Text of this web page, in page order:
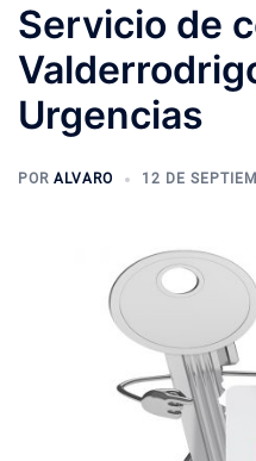
Servicio de
Urgencias
POR ALVARO 12 DE